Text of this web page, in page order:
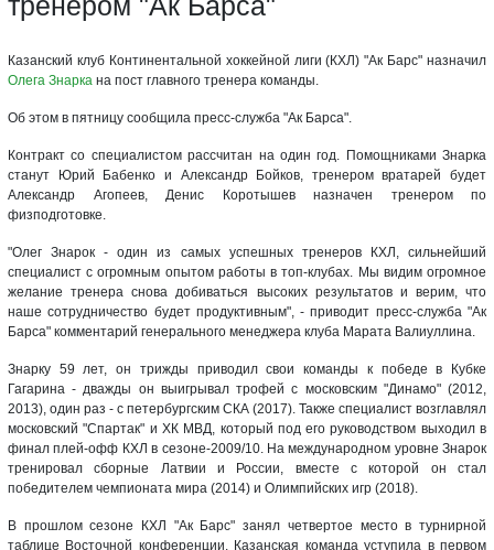
Казанский клуб Континентальной хоккейной лиги (КХЛ) "Ак Барс" назначил
Олега Знарка на пост главного тренера команды.
Об этом в пятницу сообщила пресс-служба "Ак Барса".
Контракт со специалистом рассчитан на один год. Помощниками Знарка
станут Юрий Бабенко и Александр Бойков, тренером вратарей будет
Александр Агопеев, Денис Коротышев назначен тренером по
физподготовке.
"Олег Знарок - один из самых успешных тренеров КХЛ, сильнейший
специалист с огромным опытом работы в топ-клубах. Мы видим огромное
желание тренера снова добиваться высоких результатов и верим, что
наше сотрудничество будет продуктивным", - приводит пресс-служба "Ак
Барса" комментарий генерального менеджера клуба Марата Валиуллина.
Знарку 59 лет, он трижды приводил свои команды к победе в Кубке
Гагарина - дважды он выигрывал трофей с московским "Динамо" (2012,
2013), один раз - с петербургским СКА (2017). Также специалист возглавлял
московский "Спартак" и ХК МВД, который под его руководством выходил в
финал плей-офф КХЛ в сезоне-2009/10. На международном уровне Знарок
тренировал сборные Латвии и России, вместе с которой он стал
победителем чемпионата мира (2014) и Олимпийских игр (2018).
В прошлом сезоне КХЛ "Ак Барс" занял четвертое место в турнирной
таблице Восточной конференции. Казанская команда уступила в первом